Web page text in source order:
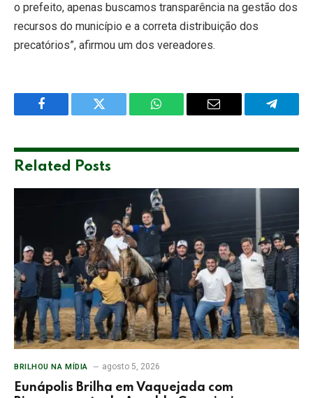
o prefeito, apenas buscamos transparência na gestão dos
recursos do município e a correta distribuição dos
precatórios”, afirmou um dos vereadores.
Facebook Twitter WhatsApp Email
Related Posts
BRILHOU NA MÍDIA agosto 5, 2026
Eunápolis Brilha em Vaquejada com